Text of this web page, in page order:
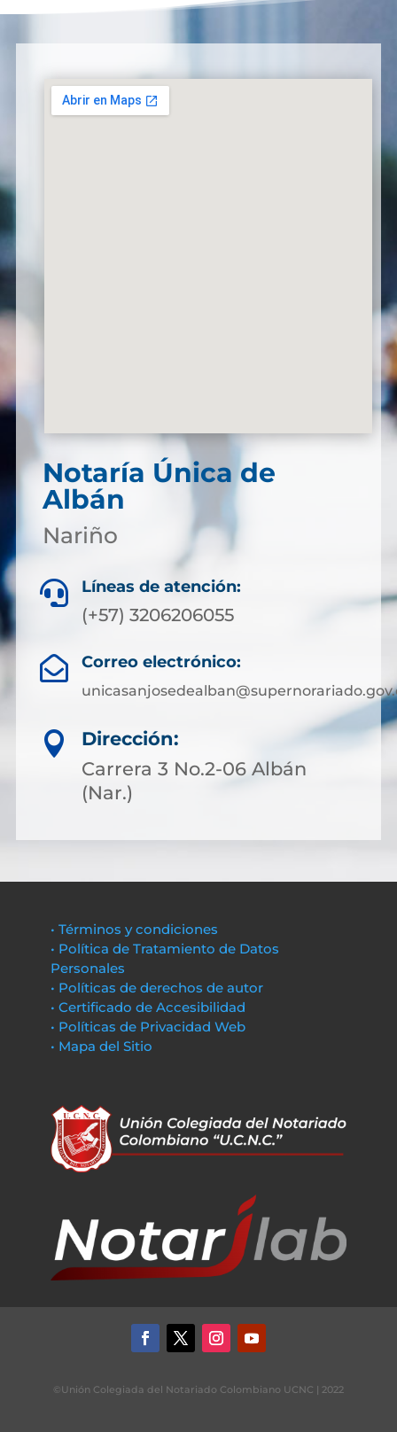
Notaría Única de
Albán
Nariño
 Líneas de atención:
(+57) 3206206055
 Correo electrónico:

Dirección:
Carrera 3 No.2-06 Albán
(Nar.)
• Términos y condiciones
• Política de Tratamiento de Datos
Personales
• Políticas de derechos de autor
• Certificado de Accesibilidad
• Políticas de Privacidad Web
• Mapa del Sitio
©Unión Colegiada del Notariado Colombiano UCNC | 2022